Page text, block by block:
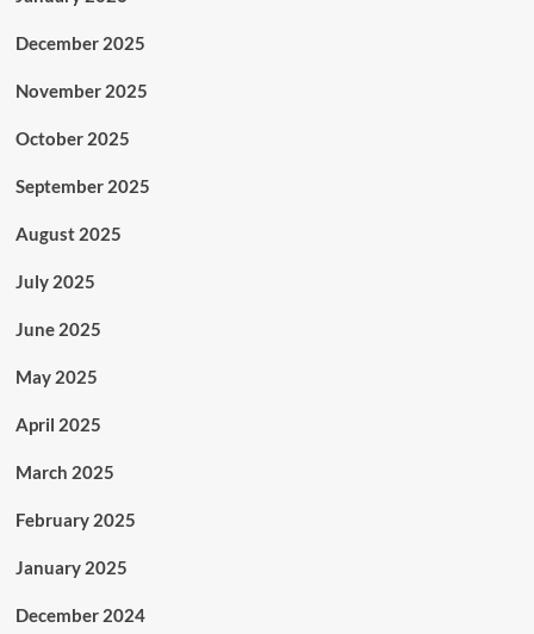
December 2025
November 2025
October 2025
September 2025
August 2025
July 2025
June 2025
May 2025
April 2025
March 2025
February 2025
January 2025
December 2024